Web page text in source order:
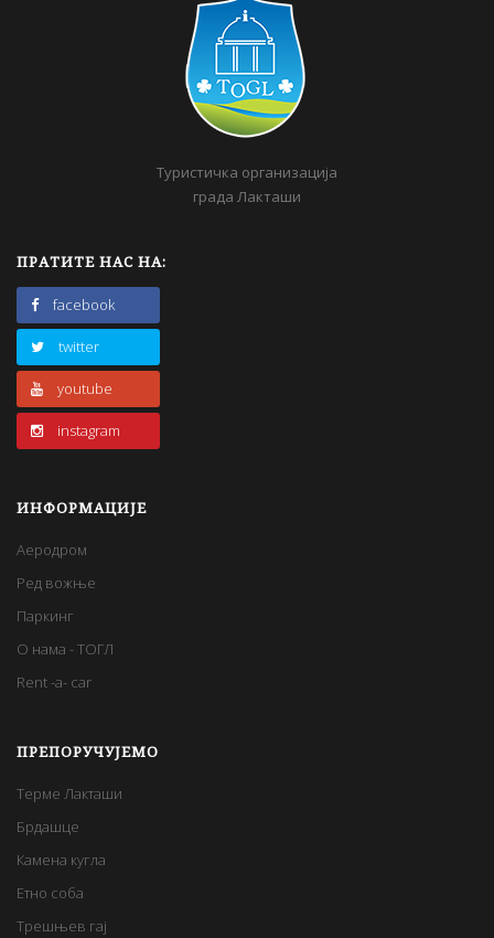
Туристичка организација
града Лакташи
ПРАТИТЕ НАС НА:
facebook
twitter
youtube
instagram
ИНФОРМАЦИЈЕ
Аеродром
Ред вожње
Паркинг
О нама - ТОГЛ
Rent -a- car
ПРЕПОРУЧУЈЕМО
Терме Лакташи
Брдашце
Камена кугла
Етно соба
Трешњев гај